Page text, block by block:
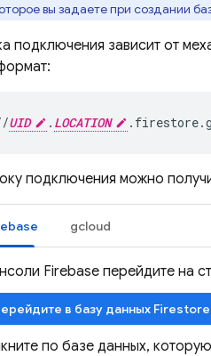
вы задаете при создании
подключения зависит от
UID . LOCATION . firestore.
подключения можно
gcloud
Firebase перейдите на
в базу данных
по базе данных,